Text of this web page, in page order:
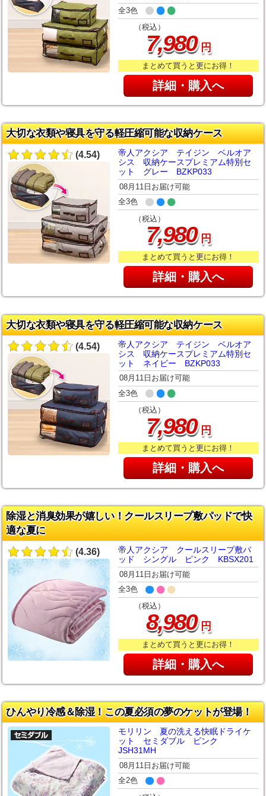
全3色
（税込）
7,980円
まとめて買うと更にお得！
詳細・購入へ
大切な衣類や寝具を守る軽圧縮可能な収納ケース
(4.54)
帝人アクシア テイジン ベルオア
シス 収納ケースプレミアム特別セ
ット グレー BZKP033
08月11日お届け可能
全3色
（税込）
7,980円
まとめて買うと更にお得！
詳細・購入へ
大切な衣類や寝具を守る軽圧縮可能な収納ケース
(4.54)
帝人アクシア テイジン ベルオア
シス 収納ケースプレミアム特別セ
ット ネイビー BZKP033
08月11日お届け可能
全3色
（税込）
7,980円
まとめて買うと更にお得！
詳細・購入へ
除湿と消臭効果が嬉しい！クールスリープ敷パッドで快
適な夏に
(4.36)
帝人アクシア クールスリープ敷パ
ッド シングル ピンク KBSX201
08月11日お届け可能
全3色
（税込）
8,980円
まとめて買うと更にお得！
詳細・購入へ
ひんやり冷感＆除湿！この夏必須の夢のケットが登場！
モリリン 夏の洗える快眠ドライケ
ット セミダブル ピンク
JSH31MH
08月11日お届け可能
全2色